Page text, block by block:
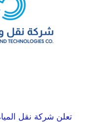
تعلن شركة نقل